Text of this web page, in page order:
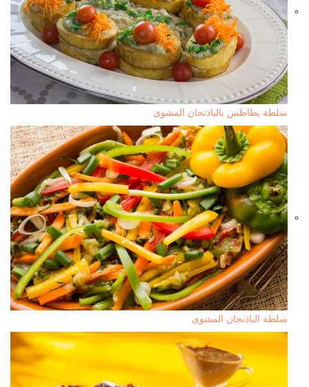
سلطة بطاطس بالباذنجان المشوى
سلطة الباذنجان المشوى